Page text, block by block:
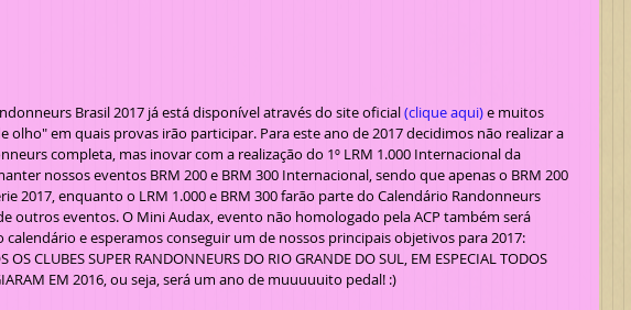
Brasil 2017 já está disponível através do site oficial
(clique aqui) e muitos
olho" em quais provas irão participar. Para este ano de 2017 decidimos não realizar a
completa, mas inovar com a realização do 1º LRM 1.000 Internacional da
nossos eventos BRM 200 e BRM 300 Internacional, sendo que apenas o BRM 200
2017, enquanto o LRM 1.000 e BRM 300 farão parte do Calendário Randonneurs
outros eventos. O Mini Audax, evento não homologado pela ACP também será
e esperamos conseguir um de nossos principais objetivos para 2017:
OS CLUBES SUPER RANDONNEURS DO RIO GRANDE DO SUL, EM ESPECIAL TODOS
EM 2016, ou seja, será um ano de muuuuuito pedal! :)